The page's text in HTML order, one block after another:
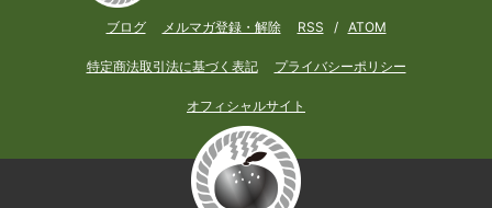
ブログ メルマガ登録・解除 RSS / ATOM
特定商法取引法に基づく表記 プライバシーポリシー
オフィシャルサイト